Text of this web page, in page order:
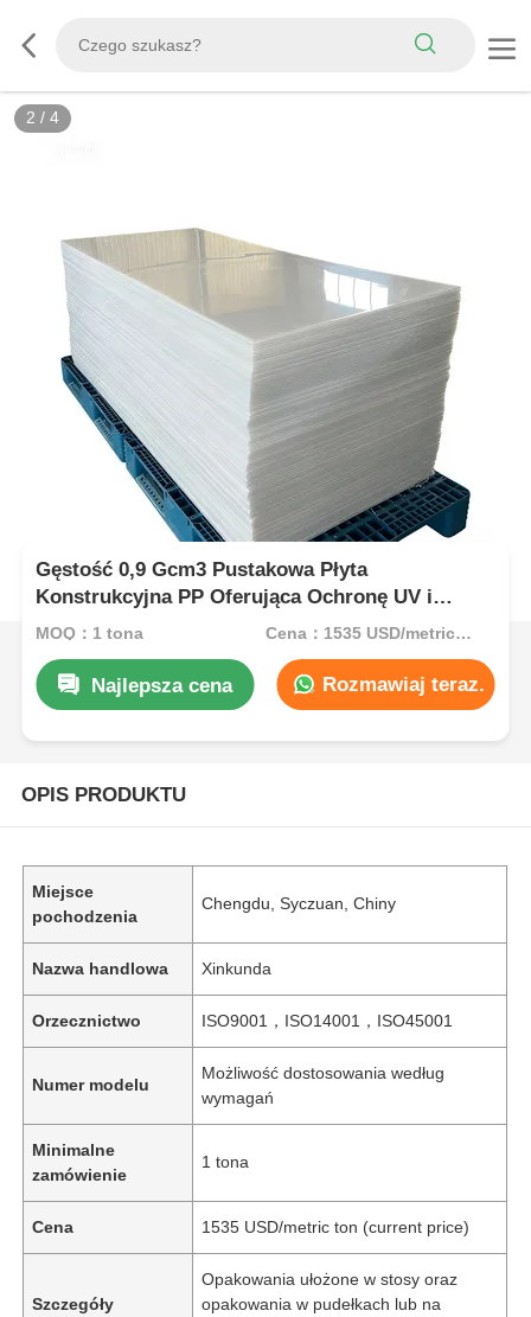
3 / 4
Gęstość 0,9 Gcm3 Pustakowa Płyta
Konstrukcyjna PP Oferująca Ochronę UV i
Doskonałą Odporność na Warunki
Zewnętrznych
MOQ：1 tona Cena：1535 USD/metric ton (current price)
Najlepsza cena Rozmawiaj teraz.
OPIS PRODUKTU
Miejsce
pochodzenia
Chengdu, Syczuan, Chiny
Nazwa handlowa Xinkunda
Orzecznictwo ISO9001，ISO14001，ISO45001
Numer modelu
Możliwość dostosowania według
wymagań
Minimalne
zamówienie
1 tona
Cena 1535 USD/metric ton (current price)
Szczegóły
Opakowania ułożone w stosy oraz
opakowania w pudełkach lub na